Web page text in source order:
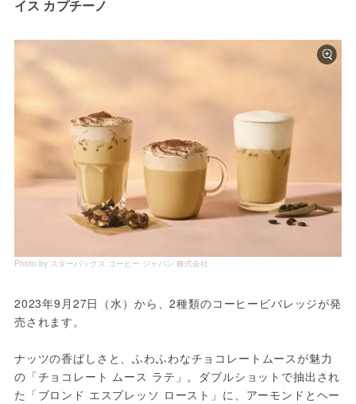
イス カプチーノ
Photo by スターバックス コーヒー ジャパン 株式会社
2023年9月27日（水）から、2種類のコーヒービバレッジが発
売されます。
ナッツの香ばしさと、ふわふわなチョコレートムースが魅力
の「チョコレート ムース ラテ」。ダブルショットで抽出され
た「ブロンド エスプレッソ ロースト」に、アーモンドとヘー